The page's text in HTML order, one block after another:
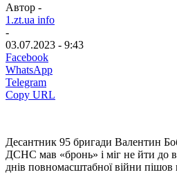
Автор -
1.zt.ua info
-
03.07.2023 - 9:43
Facebook
WhatsApp
Telegram
Copy URL
Десантник 95 бригади Валентин
ДСНС мав «бронь» і міг не йти до
днів повномасштабної війни пішов